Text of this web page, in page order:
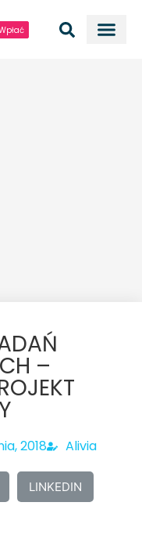
–
2018 Alivia
LINKEDIN